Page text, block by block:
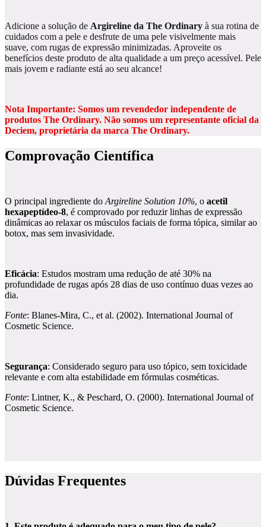
Adicione a solução de Argireline da The Ordinary à sua rotina de
cuidados com a pele e desfrute de uma pele visivelmente mais
suave, com rugas de expressão minimizadas. Aproveite os
benefícios deste produto de alta qualidade a um preço acessível. Pele
mais jovem e radiante está ao seu alcance!
Nota Importante: Somos um revendedor independente de
produtos The Ordinary. Não somos um representante oficial da
Deciem, proprietária da marca The Ordinary.
Comprovação Científica
O principal ingrediente do Argireline Solution 10%, o acetil
hexapeptídeo-8, é comprovado por reduzir linhas de expressão
dinâmicas ao relaxar os músculos faciais de forma tópica, similar ao
botox, mas sem invasividade.
Eficácia: Estudos mostram uma redução de até 30% na
profundidade de rugas após 28 dias de uso contínuo duas vezes ao
dia.
Fonte: Blanes-Mira, C., et al. (2002). International Journal of
Cosmetic Science.
Segurança: Considerado seguro para uso tópico, sem toxicidade
relevante e com alta estabilidade em fórmulas cosméticas.
Fonte: Lintner, K., & Peschard, O. (2000). International Journal of
Cosmetic Science.
Dúvidas Frequentes